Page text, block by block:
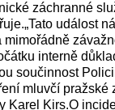
záchranné
událost
mimořádně
interně
součinnost Policii
mluvčí pražské
Karel Kirs.O